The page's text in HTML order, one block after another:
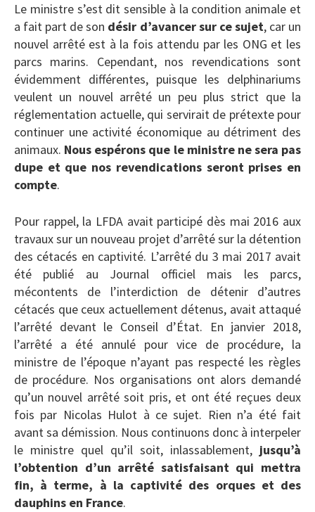
Le ministre s’est dit sensible à la condition animale et
a fait part de son désir d’avancer sur ce sujet, car un
nouvel arrêté est à la fois attendu par les ONG et les
parcs marins. Cependant, nos revendications sont
évidemment différentes, puisque les delphinariums
veulent un nouvel arrêté un peu plus strict que la
réglementation actuelle, qui servirait de prétexte pour
continuer une activité économique au détriment des
animaux. Nous espérons que le ministre ne sera pas
dupe et que nos revendications seront prises en
compte.
Pour rappel, la LFDA avait participé dès mai 2016 aux
travaux sur un nouveau projet d’arrêté sur la détention
des cétacés en captivité. L’arrêté du 3 mai 2017 avait
été publié au Journal officiel mais les parcs,
mécontents de l’interdiction de détenir d’autres
cétacés que ceux actuellement détenus, avait attaqué
l’arrêté devant le Conseil d’État. En janvier 2018,
l’arrêté a été annulé pour vice de procédure, la
ministre de l’époque n’ayant pas respecté les règles
de procédure. Nos organisations ont alors demandé
qu’un nouvel arrêté soit pris, et ont été reçues deux
fois par Nicolas Hulot à ce sujet. Rien n’a été fait
avant sa démission. Nous continuons donc à interpeler
le ministre quel qu’il soit, inlassablement, jusqu’à
l’obtention d’un arrêté satisfaisant qui mettra
fin, à terme, à la captivité des orques et des
dauphins en France.